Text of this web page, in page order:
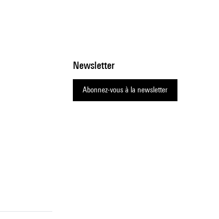
Newsletter
Abonnez-vous à la newsletter